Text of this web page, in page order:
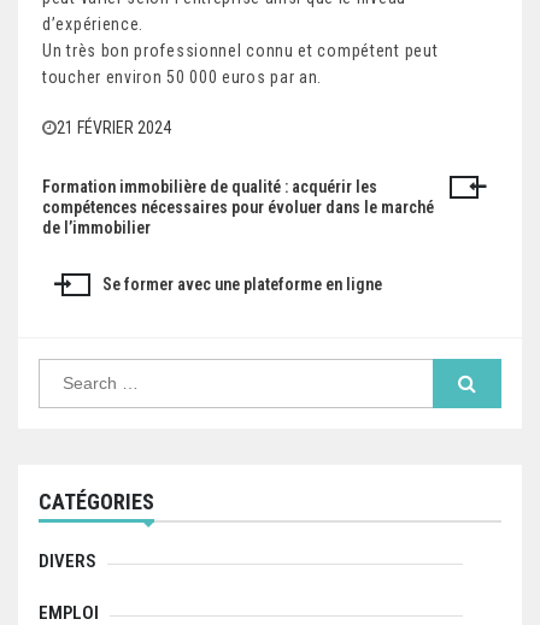
d’expérience.
Un très bon professionnel connu et compétent peut
toucher environ 50 000 euros par an.
21 FÉVRIER 2024
N
a
a
i
o
Formation immobilière de qualité : acquérir les
compétences nécessaires pour évoluer dans le marché
de l’immobilier
Se former avec une plateforme en ligne
a
f
o
:
CATÉGORIES
DIVERS
EMPLOI